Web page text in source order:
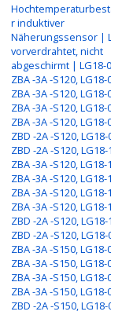
r induktiver
Näherungssensor |
vorverdrahtet, nicht
abgeschirmt | LG18-
ZBA -3A -S120, LG18-
ZBA -3A -S120, LG18-
ZBA -3A -S120, LG18-
ZBA -3A -S120, LG18-
ZBD -2A -S120, LG18-
ZBD -2A -S120, LG18-
ZBA -3A -S120, LG18-
ZBA -3A -S120, LG18-
ZBA -3A -S120, LG18-
ZBA -3A -S120, LG18-
ZBD -2A -S120, LG18-
ZBD -2A -S120, LG18-
ZBA -3A -S150, LG18-
ZBA -3A -S150, LG18-
ZBA -3A -S150, LG18-
ZBA -3A -S150, LG18-
ZBD -2A -S150, LG18-